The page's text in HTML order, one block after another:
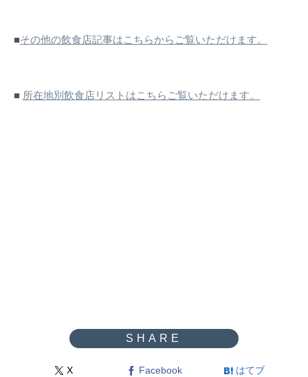
■その他の飲食店記事はこちらからご覧いただけます。
■ 所在地別飲食店リストはこちらご覧いただけます。
X Facebook はてブ